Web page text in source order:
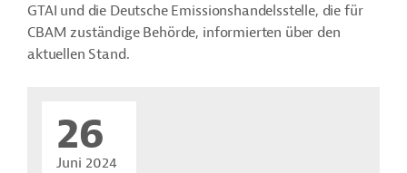
GTAI und die Deutsche Emissionshandelsstelle, die für
CBAM zuständige Behörde, informierten über den
aktuellen Stand.
26
Juni 2024